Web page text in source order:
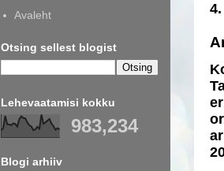
Avaleht
Otsing sellest blogist
Lehevaatamisi kokku
983,234
Blogi arhiiv